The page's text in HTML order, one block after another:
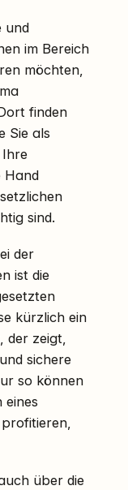
und
im Bereich
möchten,
finden
Sie als
Hand
sind.
der
ist die
kürzlich ein
zeigt,
sichere
so können
eines
über die